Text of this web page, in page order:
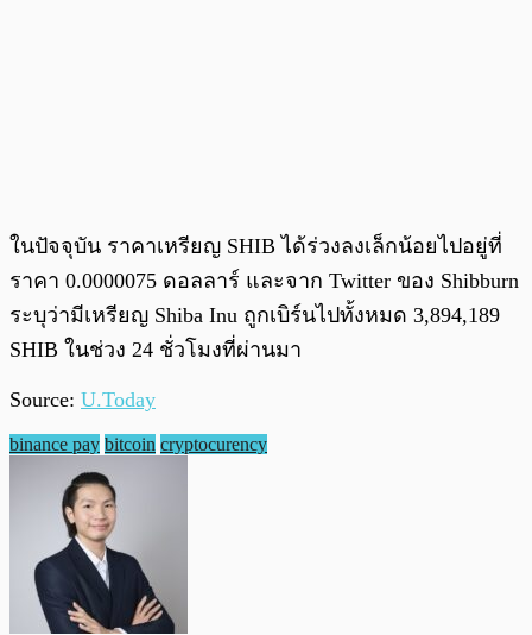
ในปัจจุบัน ราคาเหรียญ SHIB ได้ร่วงลงเล็กน้อยไปอยู่ที่
ราคา 0.0000075 ดอลลาร์ และจาก Twitter ของ Shibburn
ระบุว่ามีเหรียญ Shiba Inu ถูกเบิร์นไปทั้งหมด 3,894,189
SHIB ในช่วง 24 ชั่วโมงที่ผ่านมา
Source: U.Today
binance pay bitcoin cryptocurency